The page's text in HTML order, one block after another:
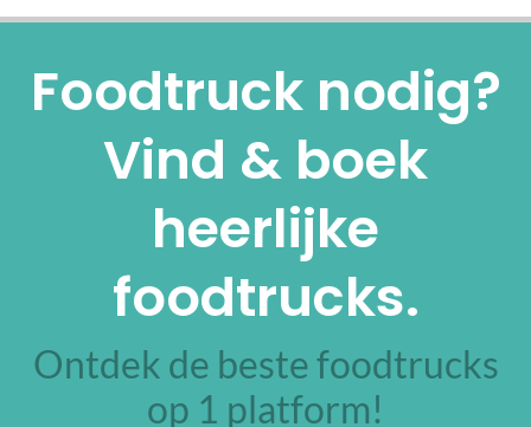
Foodtruck nodig?
Vind & boek
heerlijke
foodtrucks.
Ontdek de beste foodtrucks
op 1 platform!